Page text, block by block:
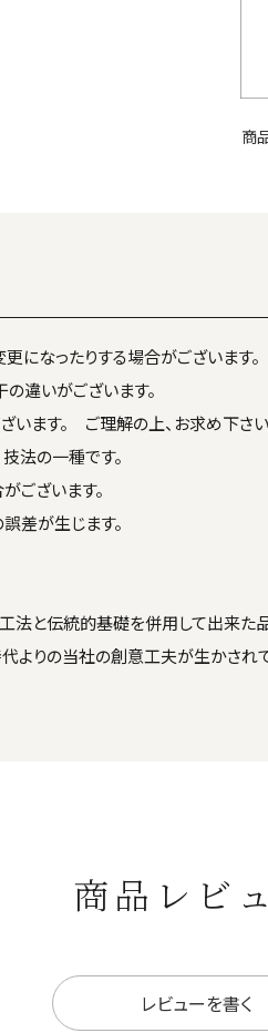
商
になったりする場合がございます。
違いがございます。
います。 ご理解の上、お求め下さい
法の一種です。
ございます。
差が生じます。
法と伝統的基礎を併用して出来た
よりの当社の創意工夫が生かされて
商品レビ
レビューを書く